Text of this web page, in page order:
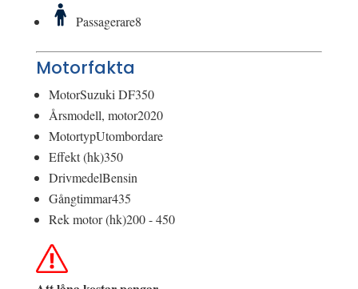
Passagerare8
Motorfakta
MotorSuzuki DF350
Årsmodell, motor2020
MotortypUtombordare
Effekt (hk)350
DrivmedelBensin
Gångtimmar435
Rek motor (hk)200 - 450